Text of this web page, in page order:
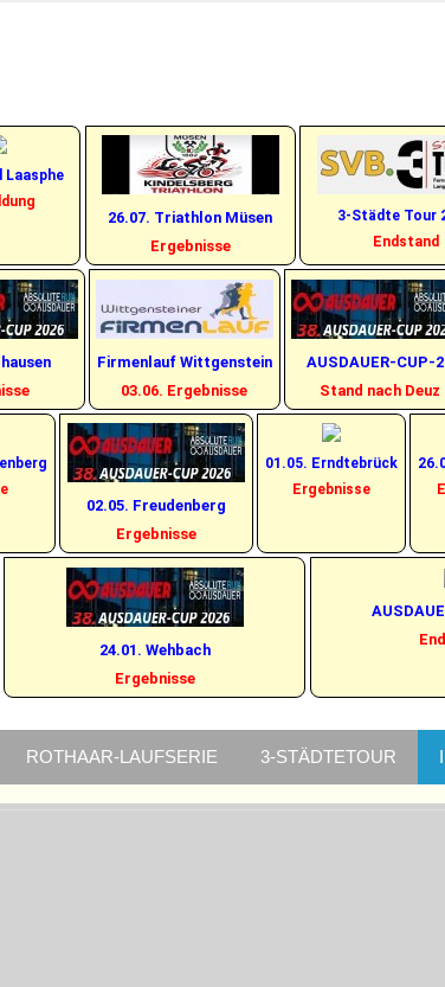
Laasphe
26.07. Triathlon Müsen
Ergebnisse
3-Städte Tour
Endstand
Firmenlauf Wittgenstein
03.06. Ergebnisse
AUSDAUER-CUP-
Stand nach Deuz
02.05. Freudenberg
Ergebnisse
01.05. Erndtebrück
Ergebnisse
24.01. Wehbach
Ergebnisse
ROTHAAR-LAUFSERIE 3-STÄDTETOUR